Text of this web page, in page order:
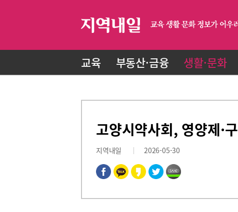
교육 부동산·금융 생활·문화
고양시약사회, 영양제·
지역내일 2026-05-30